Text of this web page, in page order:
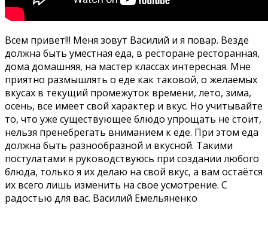
Всем привет!!! Меня зовут Василий и я повар. Везде
должна быть уместная еда, в ресторане ресторанная,
дома домашняя, на мастер классах интересная. Мне
приятно размышлять о еде как таковой, о желаемых
вкусах в текущий промежуток времени, лето, зима,
осень, все имеет свой характер и вкус. Но учитывайте
то, что уже существующее блюдо упрощать не стоит,
нельзя пренебрегать вниманием к еде. При этом еда
должна быть разнообразной и вкусной. Такими
постулатами я руководствуюсь при создании любого
блюда, только я их делаю на свой вкус, а вам остаётся
их всего лишь изменить на свое усмотрение. С
радостью для вас. Василий Емельяненко